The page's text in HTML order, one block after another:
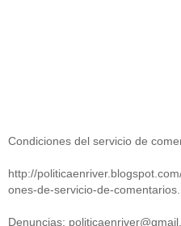
Condiciones del servicio de
http://
ones-de-servicio-de-
Denuncias: